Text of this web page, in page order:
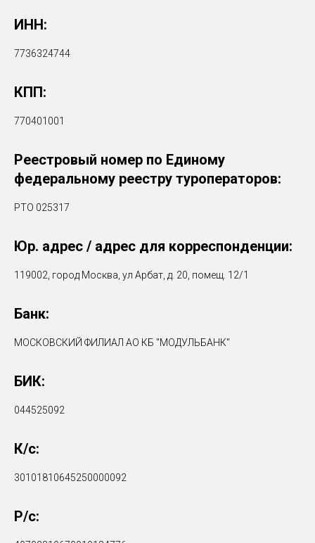
ИНН:
7736324744
КПП:
770401001
Реестровый номер по Единому
федеральному реестру туроператоров:
РТО 025317
Юр. адрес / адрес для корреспонденции:
119002, город Москва, ул Арбат, д. 20, помещ. 12/1
Банк:
МОСКОВСКИЙ ФИЛИАЛ АО КБ "МОДУЛЬБАНК"
БИК:
044525092
К/c:
30101810645250000092
Р/с: